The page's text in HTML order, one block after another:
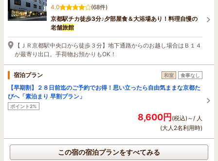
4.0
(68件)
京都駅チカ徒歩3分♪夕部屋食＆大浴場あり！料理自慢の
老舗旅館
【ＪＲ京都駅中央口から徒歩３分】地下通路からのお越し場合はＢ１４
が最寄り出口。手荷物お預かりもOK！
宿泊プラン 和室 食事なし
【早期割】２８日前迄のご予約でお得！思い立ったら自由気ままな京都た
びへ「素泊まり 早割プラン」
ポイント2%
8,600円(税込)～/ 人
(大人2名利用時)
この宿の宿泊プランをすべてみる